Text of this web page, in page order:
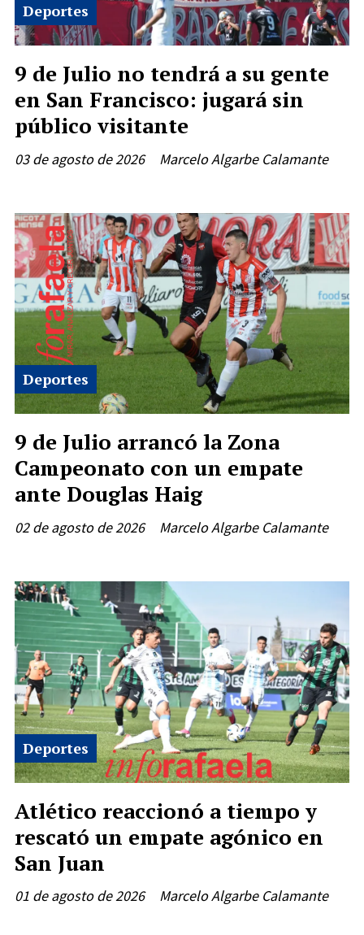
9 de Julio no tendrá a su gente
en San Francisco: jugará sin
público visitante
Marcelo Algarbe Calamante
Deportes
03 de agosto de 2026
9 de Julio arrancó la Zona
Campeonato con un empate
ante Douglas Haig
Marcelo Algarbe Calamante
Deportes
02 de agosto de 2026
Atlético reaccionó a tiempo y
rescató un empate agónico en
San Juan
Marcelo Algarbe Calamante
Deportes
01 de agosto de 2026